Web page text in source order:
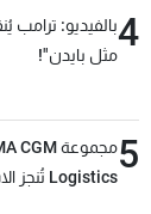
4بالفيديو: ترامب
مثل بايدن"!
5Logistics تُنجز الاستحواذ على مجموعة فتّال